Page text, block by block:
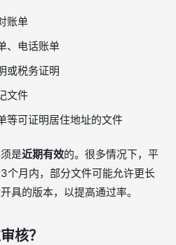
账单
、电话账单
或税务证明
文件
等可证明居住地址的文件
是近期有效的。很多情况下，平
个月内，部分文件可能允许更长
具的版本，以提高通过率。
核？